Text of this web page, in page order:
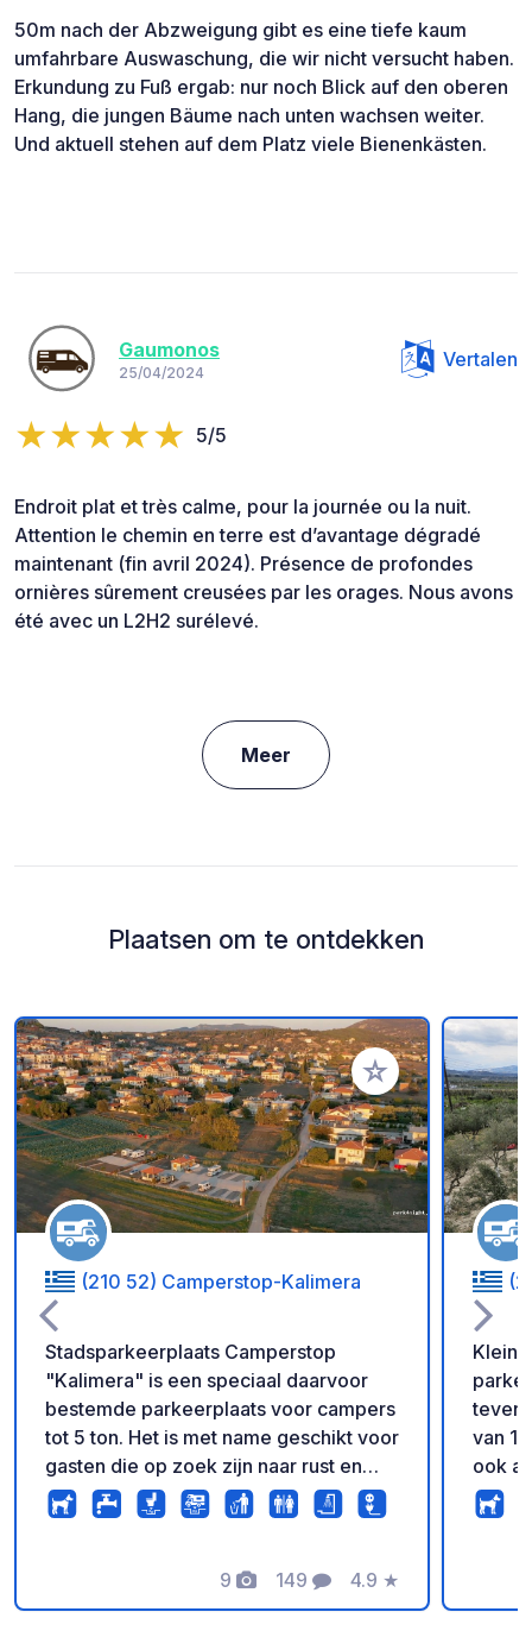
50m nach der Abzweigung gibt es eine tiefe kaum
umfahrbare Auswaschung, die wir nicht versucht haben.
Erkundung zu Fuß ergab: nur noch Blick auf den oberen
Hang, die jungen Bäume nach unten wachsen weiter.
Und aktuell stehen auf dem Platz viele Bienenkästen.
Gaumonos
25/04/2024
Vertalen
5/5
Endroit plat et très calme, pour la journée ou la nuit.
Attention le chemin en terre est d’avantage dégradé
maintenant (fin avril 2024). Présence de profondes
ornières sûrement creusées par les orages. Nous avons
été avec un L2H2 surélevé.
Meer
Plaatsen om te ontdekken
Voeg toe aan je
(210 52) Camperstop-Kalimera
Stadsparkeerplaats Camperstop
"Kalimera" is een speciaal daarvoor
bestemde parkeerplaats voor campers
tot 5 ton. Het is met name geschikt voor
gasten die op zoek zijn naar rust en
stilte in een goed onderhouden
omgeving vlakbij de stad (400 m). Het
Engels, Frans en Grieks. Moderne
9
Foto's
149
Commentaren
4.9
Beoordeling
★
van 13
ook
dakterras Niet ver